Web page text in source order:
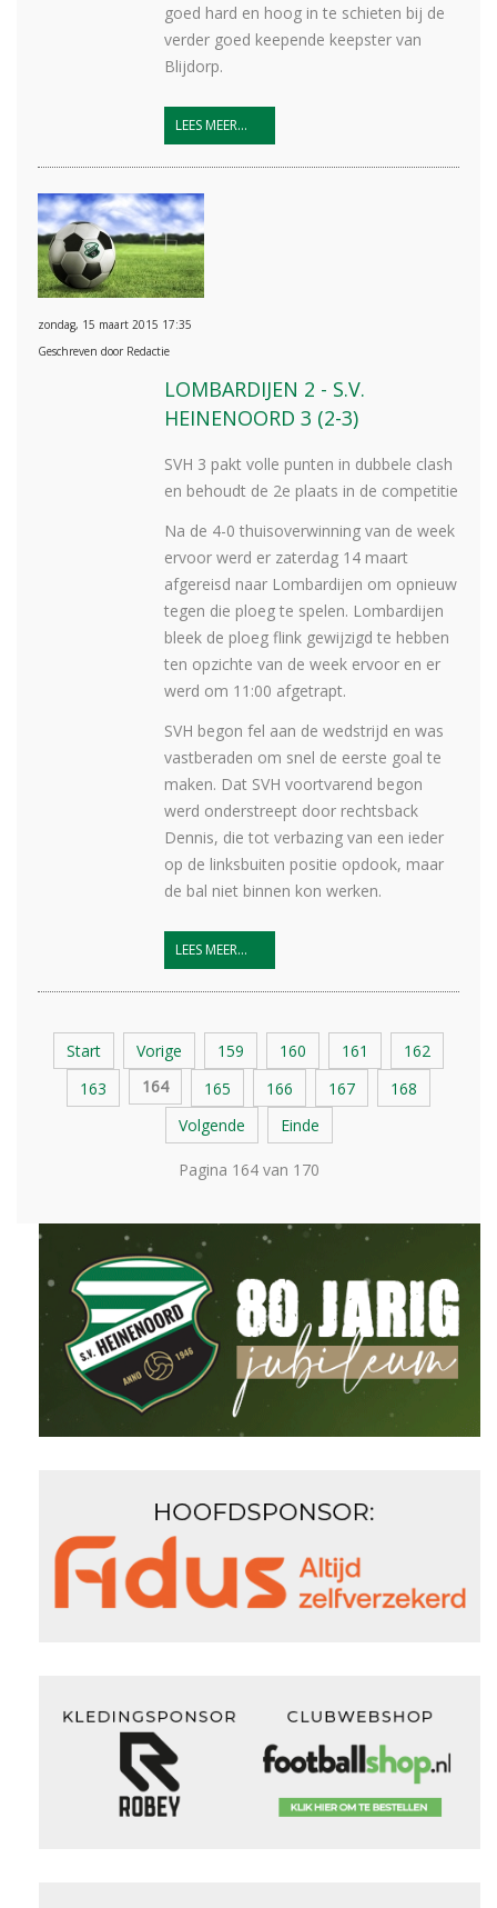
goed hard en hoog in te schieten bij de
verder goed keepende keepster van
Blijdorp.
LEES MEER...
zondag, 15 maart 2015 17:35
Geschreven door Redactie
LOMBARDIJEN 2 - S.V.
HEINENOORD 3 (2-3)
SVH 3 pakt volle punten in dubbele clash
en behoudt de 2e plaats in de competitie
Na de 4-0 thuisoverwinning van de week
ervoor werd er zaterdag 14 maart
afgereisd naar Lombardijen om opnieuw
tegen die ploeg te spelen. Lombardijen
bleek de ploeg flink gewijzigd te hebben
ten opzichte van de week ervoor en er
werd om 11:00 afgetrapt.
SVH begon fel aan de wedstrijd en was
vastberaden om snel de eerste goal te
maken. Dat SVH voortvarend begon
werd onderstreept door rechtsback
Dennis, die tot verbazing van een ieder
op de linksbuiten positie opdook, maar
de bal niet binnen kon werken.
LEES MEER...
Start Vorige 159 160 161
162
163
164 165 166 167
168
Volgende
Einde
Pagina 164 van 170